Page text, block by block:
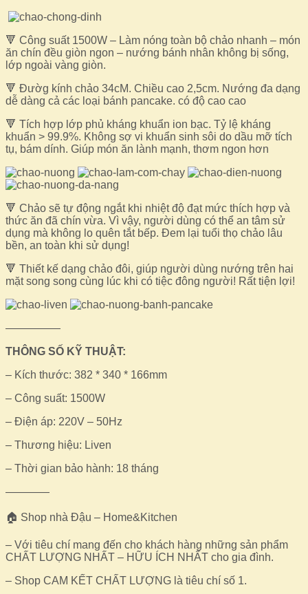
🔻 Công suất 1500W – Làm nóng toàn bộ chảo nhanh – món
ăn chín đều giòn ngon – nướng bánh nhân không bị sống,
lớp ngoài vàng giòn.
🔻 Đườg kính chảo 34cM. Chiều cao 2,5cm. Nướng đa dạng
dễ dàng cả các loại bánh pancake. có độ cao cao
🔻 Tích hợp lớp phủ kháng khuẩn ion bạc. Tỷ lệ kháng
khuẩn > 99.9%. Không sợ vi khuẩn sinh sôi do dầu mỡ tích
tụ, bám dính. Giúp món ăn lành mạnh, thơm ngon hơn
🔻 Chảo sẽ tự động ngắt khi nhiệt độ đạt mức thích hợp và
thức ăn đã chín vừa. Vì vậy, người dùng có thể an tâm sử
dụng mà không lo quên tắt bếp. Đem lại tuổi thọ chảo lâu
bền, an toàn khi sử dụng!
🔻 Thiết kế dạng chảo đôi, giúp người dùng nướng trên hai
mặt song song cùng lúc khi có tiệc đông người! Rất tiện lợi!
—————
THÔNG SỐ KỸ THUẬT:
– Kích thước: 382 * 340 * 166mm
– Công suất: 1500W
– Điện áp: 220V – 50Hz
– Thương hiệu: Liven
– Thời gian bảo hành: 18 tháng
————
🏠 Shop nhà Đậu – Home&Kitchen
– Với tiêu chí mang đến cho khách hàng những sản phẩm
CHẤT LƯỢNG NHẤT – HỮU ÍCH NHẤT cho gia đình.
– Shop CAM KẾT CHẤT LƯỢNG là tiêu chí số 1.